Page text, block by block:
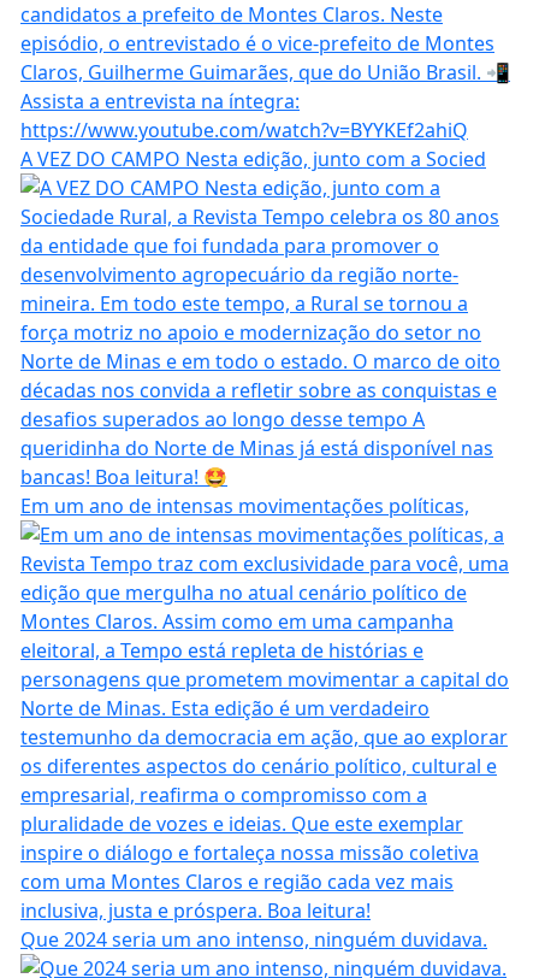
A VEZ DO CAMPO Nesta edição, junto com a Socied
Em um ano de intensas movimentações políticas,
Que 2024 seria um ano intenso, ninguém duvidava.